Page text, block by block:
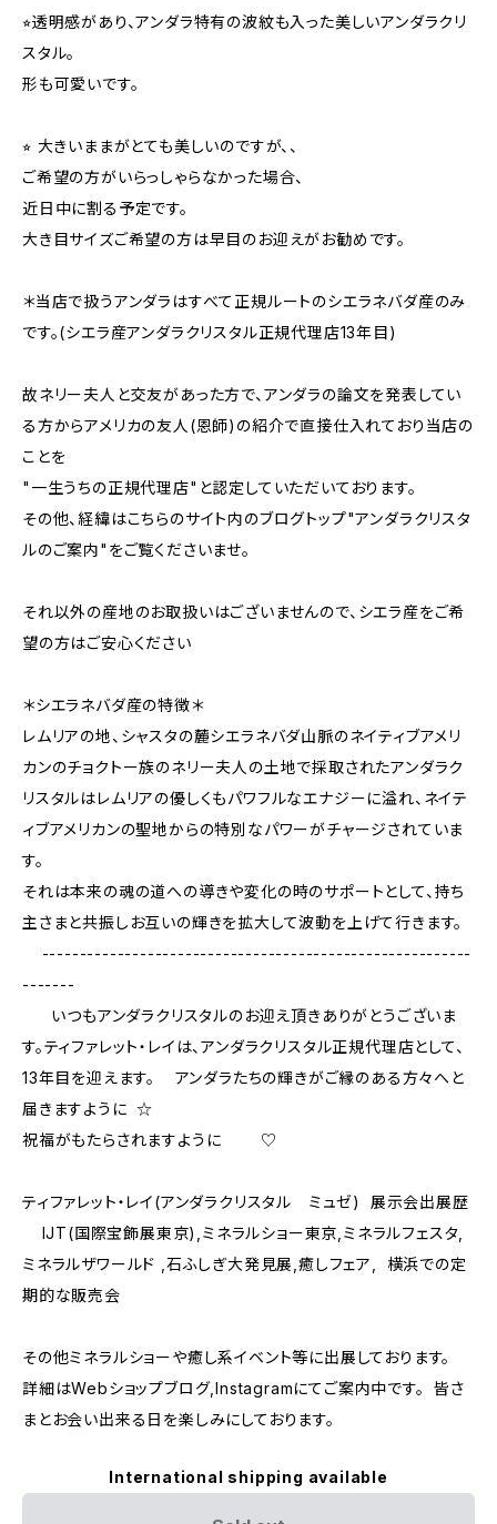
⭐︎透明感があり、アンダラ特有の波紋も入った美しいアンダラクリ
スタル。
形も可愛いです。
⭐︎ 大きいままがとても美しいのですが、、
ご希望の方がいらっしゃらなかった場合、
近日中に割る予定です。
大き目サイズご希望の方は早目のお迎えがお勧めです。
＊当店で扱うアンダラはすべて正規ルートのシエラネバダ産のみ
です。(シエラ産アンダラクリスタル正規代理店13年目)
故ネリー夫人と交友があった方で、アンダラの論文を発表してい
る方からアメリカの友人(恩師)の紹介で直接仕入れており当店の
ことを
"一生うちの正規代理店"と認定していただいております。
その他、経緯はこちらのサイト内のブログトップ"アンダラクリスタ
ルのご案内"をご覧くださいませ。
それ以外の産地のお取扱いはございませんので、シエラ産をご希
望の方はご安心ください
＊シエラネバダ産の特徴＊
レムリアの地、シャスタの麓シエラネバダ山脈のネイティブアメリ
カンのチョクトー族のネリー夫人の土地で採取されたアンダラク
リスタルはレムリアの優しくもパワフルなエナジーに溢れ、ネイテ
ィブアメリカンの聖地からの特別なパワーがチャージされていま
す。
それは本来の魂の道への導きや変化の時のサポートとして、持ち
主さまと共振しお互いの輝きを拡大して波動を上げて行きます。
---------------------------------------------------------
-------
いつもアンダラクリスタルのお迎え頂きありがとうございま
す。ティファレット・レイは、アンダラクリスタル正規代理店として、
13年目を迎えます。 アンダラたちの輝きがご縁のある方々へと
届きますように ☆
祝福がもたらされますように ♡
ティファレット・レイ(アンダラクリスタル ミュゼ) 展示会出展歴
IJT(国際宝飾展東京),ミネラルショー東京,ミネラルフェスタ,
ミネラルザワールド ,石ふしぎ大発見展,癒しフェア, 横浜での定
期的な販売会
その他ミネラルショーや癒し系イベント等に出展しております。
詳細はWebショップブログ,Instagramにてご案内中です。 皆さ
まとお会い出来る日を楽しみにしております。
International shipping available